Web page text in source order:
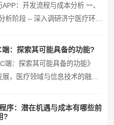
：开发流程与成本分析 一、
析阶段 – 深入调研济宁医疗环
：探索其可能具备的功能?
端：探索其可能具备的功能》
，医疗领域与信息技术的融合
序：潜在机遇与成本有哪些前
?